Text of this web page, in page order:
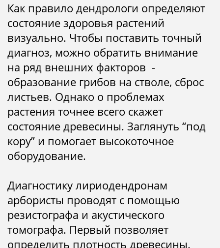
Как правило дендрологи определяют
состояние здоровья растений
визуально. Чтобы поставить точный
диагноз, можно обратить внимание
на ряд внешних факторов -
образование грибов на стволе, сброс
листьев. Однако о проблемах
растения точнее всего скажет
состояние древесины. Заглянуть “под
кору” и помогает высокоточное
оборудование.
Диагностику лириодендронам
арбористы проводят с помощью
резистографа и акустического
томографа. Первый позволяет
определить плотность древесины.